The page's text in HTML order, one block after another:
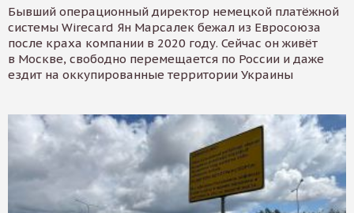
Бывший операционный директор немецкой платёжной
системы Wirecard Ян Марсалек бежал из Евросоюза
после краха компании в 2020 году. Сейчас он живёт
в Москве, свободно перемещается по России и даже
ездит на оккупированные территории Украины